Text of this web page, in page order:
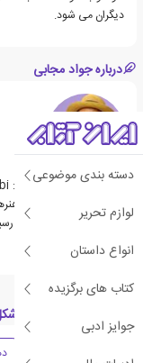
دسته بندی موضوعی
لوازم تحریر
انواع داستان
کتاب های برگزیده
جوایز ادبی
دیگران می شود.
درباره جواد مجابی
نویسنده، منتقد ادبی و
از او آثار متعددی به
دنیای سخن بود.
دسته بندی های کتاب
دهه